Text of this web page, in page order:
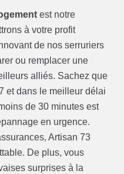
est notre
à votre profit
de nos serruriers
ou remplacer une
alliés. Sachez que
et dans le meilleur délai
de 30 minutes est
en urgence.
Artisan 73
De plus, vous
surprises à la